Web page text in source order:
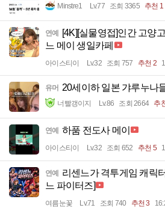
Minstre1 Lv.77 조회 3365 추천 1
연예
[4K][실물영접]인간 고양
느 메이 생일카페
아이스티이 Lv.32 조회 757 추천 2
유머 20세이하 일본 갸루누나
너빨갱이지 Lv.86 조회 2664 추
연예 하품 전도사 메이
아이스티이 Lv.32 조회 652 추천 5
연예
리센느가 격투게임 캐릭
느 파이터즈]
여름눈꽃 Lv.71 조회 740 추천 3